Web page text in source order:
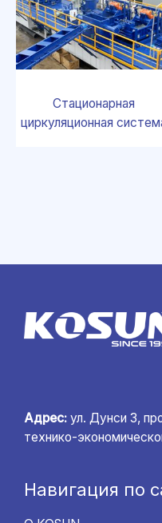
Стационарная
циркуляционная
Адрес: ул. Дунси 3,
технико-
Навигация по